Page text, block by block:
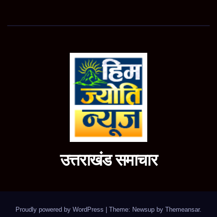
उत्तराखंड समाचार
Proudly powered by WordPress Theme: Newsup by Themeansar.